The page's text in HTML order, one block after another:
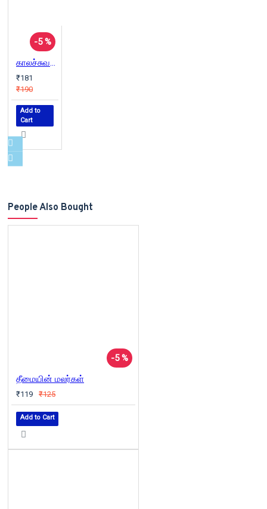
-5 %
காலச்சுவடு நேர்முகம் (2000-2003)
₹181
₹190
Add to
Cart
People Also Bought
-5 %
தீமையின் மலர்கள்
₹119 ₹125
Add to Cart